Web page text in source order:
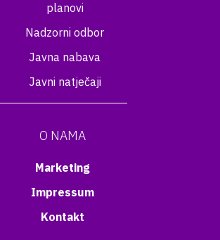
planovi
Nadzorni odbor
Javna nabava
Javni natječaji
O NAMA
Marketing
Impressum
Kontakt